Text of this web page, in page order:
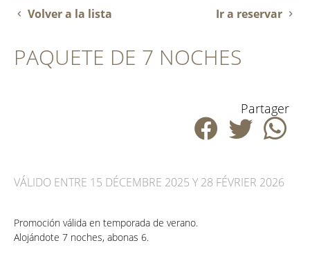
Volver a la lista Ir a reservar
PAQUETE DE 7 NOCHES
Partager
VÁLIDO ENTRE 15 DÉCEMBRE 2025 Y 28 FÉVRIER 2026
Promoción válida en temporada de verano.
Alojándote 7 noches, abonas 6.